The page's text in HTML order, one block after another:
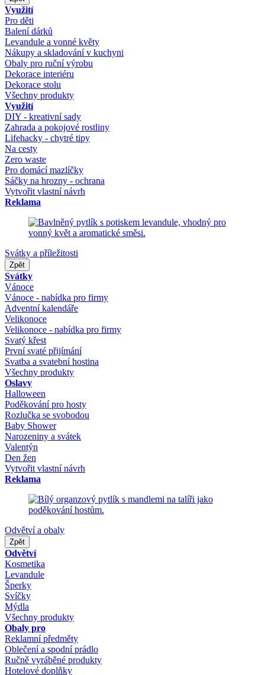
Využití
Pro děti
Balení dárků
Levandule a vonné květy
Nákupy a skladování v kuchyni
Obaly pro ruční výrobu
Dekorace interiéru
Dekorace stolu
Všechny produkty
Využití
DIY - kreativní sady
Zahrada a pokojové rostliny
Lifehacky - chytré tipy
Na cesty
Zero waste
Pro domácí mazlíčky
Sáčky na hrozny - ochrana
Vytvořit vlastní návrh
Reklama
Svátky a příležitosti
Zpět
Svátky
Vánoce
Vánoce - nabídka pro firmy
Adventní kalendáře
Velikonoce
Velikonoce - nabídka pro firmy
Svatý křest
První svaté přijímání
Svatba a svatební hostina
Všechny produkty
Oslavy
Halloween
Poděkování pro hosty
Rozlučka se svobodou
Baby Shower
Narozeniny a svátek
Valentýn
Den žen
Vytvořit vlastní návrh
Reklama
Odvětví a obaly
Zpět
Odvětví
Kosmetika
Levandule
Šperky
Svíčky
Mýdla
Všechny produkty
Obaly pro
Reklamní předměty
Oblečení a spodní prádlo
Ručně vyráběné produkty
Hotelové doplňky